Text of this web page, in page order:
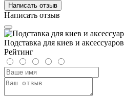
Написать отзыв
Написать отзыв
Подставка для киев и аксессуаров
Рейтинг